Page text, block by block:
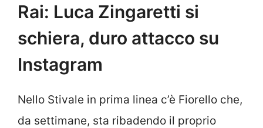
Rai: Luca Zingaretti si
schiera, duro attacco su
Instagram
Nello Stivale in prima linea c’è Fiorello che,
da settimane, sta ribadendo il proprio